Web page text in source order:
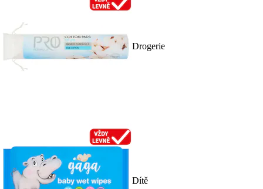
Drogerie
Dítě